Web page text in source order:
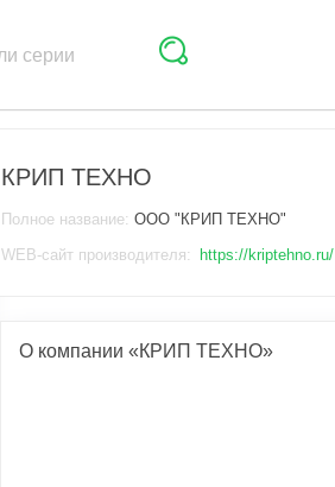
КРИП ТЕХНО
Полное название: ООО "КРИП ТЕХНО"
WEB-сайт производителя:
https://kriptehno.ru/
О компании «КРИП ТЕХНО»